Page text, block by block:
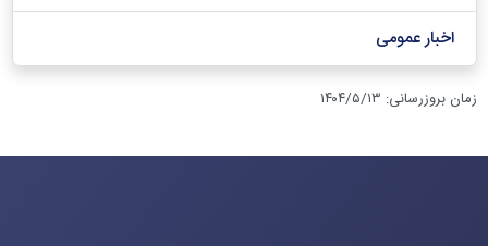
اخبار عمومی
زمان بروزرسانی: ۱۴۰۴/۵/۱۳